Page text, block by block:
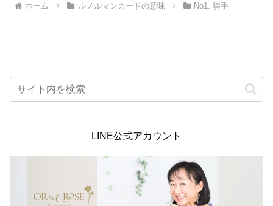
ホーム ルノルマンカードの意味 No1. 騎手
LINE公式アカウント